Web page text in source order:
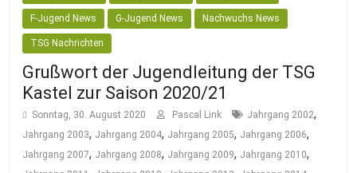
F-Jugend News G-Jugend News Nachwuchs News
TSG Nachrichten
Grußwort der Jugendleitung der TSG
Kastel zur Saison 2020/21
Sonntag, 30. August 2020 Pascal Link Jahrgang 2002,
Jahrgang 2003, Jahrgang 2004, Jahrgang 2005, Jahrgang 2006,
Jahrgang 2007, Jahrgang 2008, Jahrgang 2009, Jahrgang 2010,